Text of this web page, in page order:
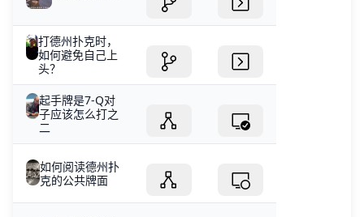
打德州扑克时，
如何避免自己上
头？
起手牌是7-Q对
子应该怎么打之
二
如何阅读德州扑
克的公共牌面